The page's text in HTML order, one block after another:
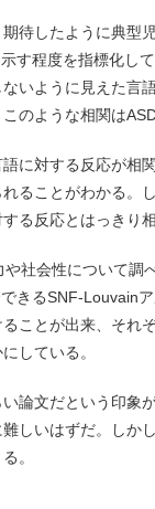
待したように典型
す程度を指標化し
いように見えた言
のような相関は
に対する反応が相
ることがわかる。
る反応とはっきり
社会性について調
きるSNF-Louvain
ことが出来、それ
している。
論文だという印象
しいはずだ。しか
。